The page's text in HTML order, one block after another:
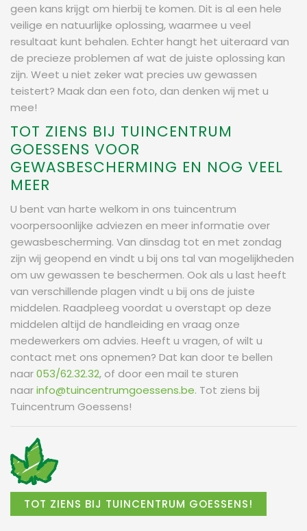
geen kans krijgt om hierbij te komen. Dit is al een hele
veilige en natuurlijke oplossing, waarmee u veel
resultaat kunt behalen. Echter hangt het uiteraard van
de precieze problemen af wat de juiste oplossing kan
zijn. Weet u niet zeker wat precies uw gewassen
teistert? Maak dan een foto, dan denken wij met u
mee!
TOT ZIENS BIJ TUINCENTRUM
GOESSENS VOOR
GEWASBESCHERMING EN NOG VEEL
MEER
U bent van harte welkom in ons tuincentrum
voorpersoonlijke adviezen en meer informatie over
gewasbescherming. Van dinsdag tot en met zondag
zijn wij geopend en vindt u bij ons tal van mogelijkheden
om uw gewassen te beschermen. Ook als u last heeft
van verschillende plagen vindt u bij ons de juiste
middelen. Raadpleeg voordat u overstapt op deze
middelen altijd de handleiding en vraag onze
medewerkers om advies. Heeft u vragen, of wilt u
contact met ons opnemen? Dat kan door te bellen
naar053/62.32.32, of door een mail te sturen
naarinfo@tuincentrumgoessens.be. Tot ziens bij
Tuincentrum Goessens!
TOT ZIENS BIJ TUINCENTRUM GOESSENS!